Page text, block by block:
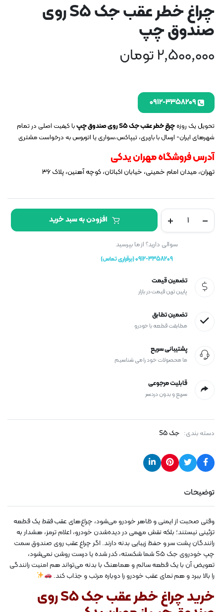
چراغ خطر عقب جک S5 روی
صندوق چپ
2,500,000تومان
تحویل یک روزه چراغ خطر عقب جک S5 روی صندوق چپ
با کیفیت اصلی در تمام
شهرهای ایران- ارسال با باربری، تیپاکس،سواری یا اتوبوس به درخواست مشتری
آدرس فروشگاه مهران یدکی
تهران، میدان امام خمینی، خیابان اکباتان، کوچه آهنین، پلاک ۳۶
خطر
عقب
تعداد
افزودن به سبد خرید
سوالی دارید؟ از ما بپرسید
0912-3358209 (برقراری تماس)
تضمین قیمت
پایین ترین قیمت در بازار
تضمین تطابق
مطابقت قطعه با خودرو
پشتیبانی سریع
ما محصولات خود را می شناسیم
قابلیت مرجوعی
سریع و بدون دردسر
دسته بندی: جک S5
توضیحات
وقتی صحبت از ایمنی و ظاهر خودرو می‌شود، چراغ‌های عقب فقط یک قطعه
تزئینی نیستند؛ بلکه نقش مهمی در دیده‌شدن خودرو، اعلام ترمز، هشدار به
رانندگان پشت سر و حفظ زیبایی بدنه دارند. اگر چراغ عقب روی صندوق سمت
چپ خودروی جک S5 شما شکسته، کدر شده یا درست روشن نمی‌شود،
تعویض آن با یک قطعه سالم و هماهنگ با بدنه می‌تواند هم امنیت رانندگی
را بالا ببرد و هم نمای عقب خودرو را دوباره مرتب و جذاب کند.
خرید چراغ خطر عقب جک S5 روی